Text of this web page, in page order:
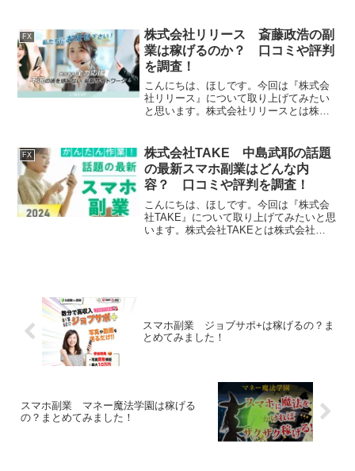
ます！特定商取引法に基づく表記販売社
名株式会社...
FX
株式会社リリース 斎藤政浩の副
業は稼げるのか？ 口コミや評判
を調査！
こんにちは、ほしです。今回は『株式会
社リリース』について取り上げてみたい
と思います。株式会社リリースとは株式
いと思います！特定商取引法に基づく表
記販売社名株式会社リリ...
FX
株式会社TAKE 中島武耶の話題
の最新スマホ副業はどんな内
容？ 口コミや評判を調査！
こんにちは、ほしです。今回は『株式会
社TAKE』について取り上げてみたいと思
います。株式会社TAKEとは株式会社
スマホ副業 ジョブサポ+は稼げるの？ま
とめてみました！
スマホ副業 マネー魔法学園は稼げる
の？まとめてみました！